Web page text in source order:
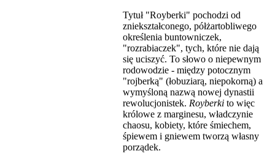
Tytuł "Royberki" pochodzi od
zniekształconego, półżartobliwego
określenia buntowniczek,
"rozrabiaczek", tych, które nie dają
się uciszyć. To słowo o niepewnym
rodowodzie - między potocznym
"rojberką" (łobuziarą, niepokorną) a
wymyśloną nazwą nowej dynastii
rewolucjonistek. Royberki to więc
królowe z marginesu, władczynie
chaosu, kobiety, które śmiechem,
śpiewem i gniewem tworzą własny
porządek.